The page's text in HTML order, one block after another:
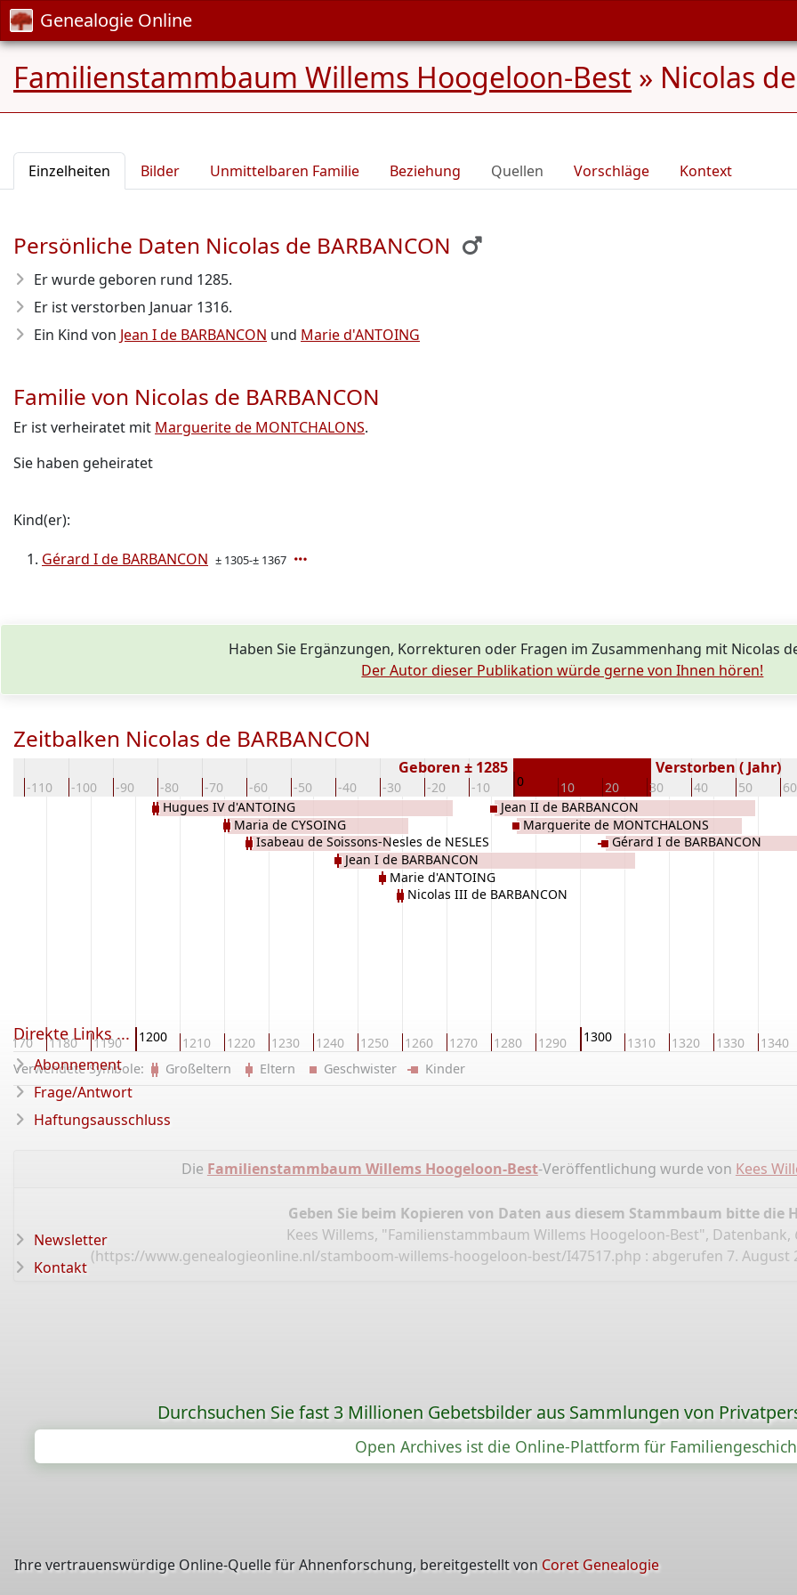
Genealogie Online
Familienstammbaum Willems Hoogeloon-Best » Nicolas
Einzelheiten Bilder Unmittelbaren Familie Beziehung Quellen Vorschläge Kontext
Persönliche Daten Nicolas de BARBANCON
Er wurde geboren rund 1285.
Er ist verstorben Januar 1316.
Ein Kind von Jean I de BARBANCON und Marie d'ANTOING
Familie von Nicolas de BARBANCON
Er ist verheiratet mit Marguerite de MONTCHALONS.
Sie haben geheiratet
Kind(er):
Gérard I de BARBANCON ± 1305-± 1367
Haben Sie Ergänzungen, Korrekturen oder Fragen im Zusammenhang mit Nicolas de
Der Autor dieser Publikation würde gerne von Ihnen hören!
Zeitbalken Nicolas de BARBANCON
-110 -100 -90 -80 -70 -60 -50 -40 -30 -20 -10 0 10 20 30 40 50 60
Geboren ± 1285 Verstorben ( Jahr)
1170 1180 1190 1200 1210 1220 1230 1240 1250 1260 1270 1280 1290 1300 1310 1320 1330 1340
Hugues IV d'ANTOING
Maria de CYSOING
Isabeau de Soissons-Nesles de NESLES
Jean I de BARBANCON
Marie d'ANTOING
Nicolas III de BARBANCON
Jean II de BARBANCON
Marguerite de MONTCHALONS
Gérard I de BARBANCON
Verwendete Symbole: Großeltern Eltern Geschwister Kinder
Die Familienstammbaum Willems Hoogeloon-Best-Veröffentlichung wurde von Kees
Geben Sie beim Kopieren von Daten aus diesem Stammbaum bitte die
Kees Willems, "Familienstammbaum Willems Hoogeloon-Best", Datenbank,
(https://www.genealogieonline.nl/stamboom-willems-hoogeloon-best/I47517.php : abgerufen 7. August
Direkte Links ...
Abonnement
Frage/Antwort
Haftungsausschluss
Newsletter
Kontakt
Durchsuchen Sie fast 3 Millionen Gebetsbilder aus Sammlungen von
Open Archives ist die Online-Plattform für
Ihre vertrauenswürdige Online-Quelle für Ahnenforschung, bereitgestellt von Coret Genealogie